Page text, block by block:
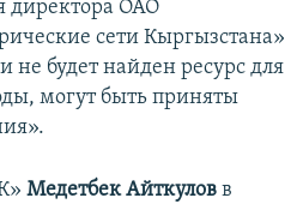
директора ОАО
сети Кыргызстана»
не будет найден ресурс для
могут быть приняты
Медетбек Айткулов в